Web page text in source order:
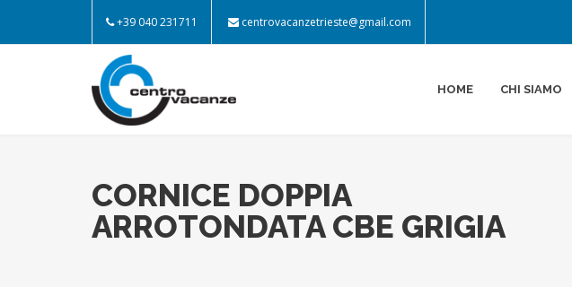
+39 040 231711 centrovacanzetrieste@gmail.com
HOME CHI SIAMO
CORNICE DOPPIA
ARROTONDATA CBE GRIGIA